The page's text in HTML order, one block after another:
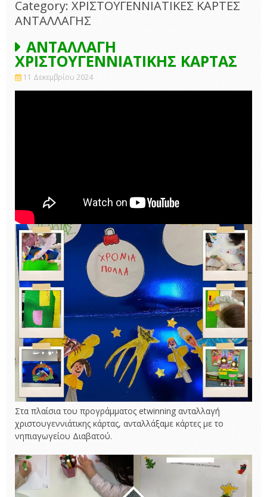
Category: ΧΡΙΣΤΟΥΓΕΝΝΙΑΤΙΚΕΣ ΚΑΡΤΕΣ
ΑΝΤΑΛΛΑΓΗΣ
ΑΝΤΑΛΛΑΓΗ
ΧΡΙΣΤΟΥΓΕΝΝΙΑΤΙΚΗΣ ΚΑΡΤΑΣ
11 Δεκεμβρίου 2024
Στα πλαίσια του προγράμματος etwinning ανταλλαγή
χριστουγεννιάτικης κάρτας, ανταλλάξαμε κάρτες με το
νηπιαγωγείου Διαβατού.